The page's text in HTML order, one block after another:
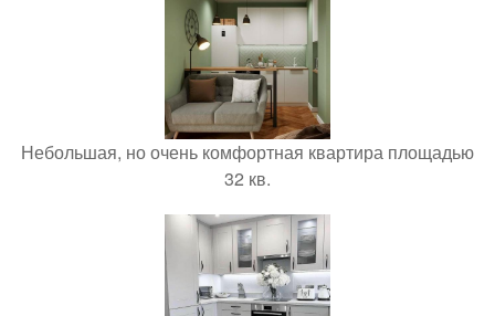
Небольшая, но очень комфортная квартира площадью
32 кв.